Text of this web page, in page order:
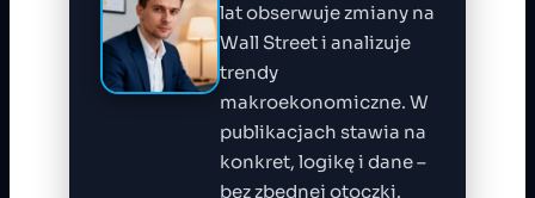
lat obserwuje zmiany na
Wall Street i analizuje
trendy
makroekonomiczne. W
publikacjach stawia na
konkret, logikę i dane –
bez zbędnej otoczki.